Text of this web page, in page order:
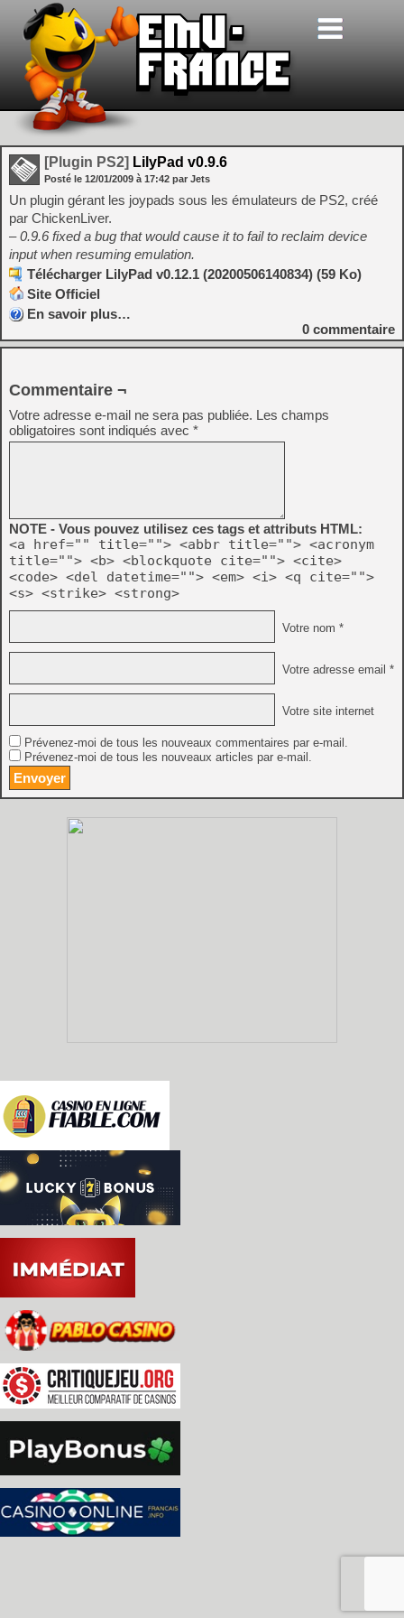
[Plugin PS2] LilyPad v0.9.6
Posté le 12/01/2009 à 17:42 par Jets
Un plugin gérant les joypads sous les émulateurs de PS2, créé
par ChickenLiver.
– 0.9.6 fixed a bug that would cause it to fail to reclaim device
input when resuming emulation.
Télécharger LilyPad v0.12.1 (20200506140834) (59 Ko)
Site Officiel
En savoir plus…
0 commentaire
Commentaire ¬
Votre adresse e-mail ne sera pas publiée. Les champs
obligatoires sont indiqués avec *
NOTE - Vous pouvez utilisez ces tags et attributs HTML:
<a href="" title=""> <abbr title=""> <acronym
title=""> <b> <blockquote cite=""> <cite>
<code> <del datetime=""> <em> <i> <q cite="">
<s> <strike> <strong>
Votre nom *
Votre adresse email *
Votre site internet
Prévenez-moi de tous les nouveaux commentaires par e-mail.
Prévenez-moi de tous les nouveaux articles par e-mail.